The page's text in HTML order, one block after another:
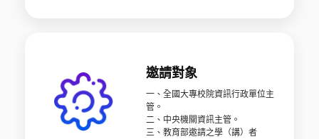
邀請對象
一、全國大專校院資訊行政單位主
管。
二、中央機關資訊主管。
三、教育部邀請之學（講）者